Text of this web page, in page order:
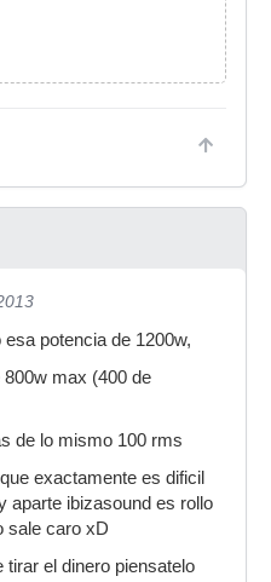
potencia de 1200w,
800w max (400 de
de lo mismo 100 rms
exactamente es dificil
aparte ibizasound es rollo
sale caro xD
tirar el dinero piensatelo